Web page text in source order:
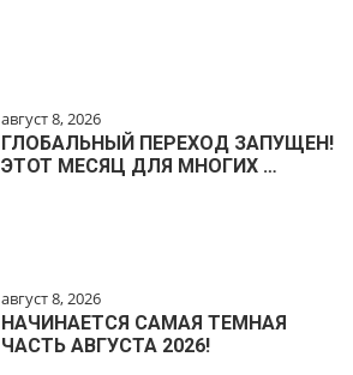
август 8, 2026
ГЛОБАЛЬНЫЙ ПЕРЕХОД ЗАПУЩЕН!
ЭТОТ МЕСЯЦ ДЛЯ МНОГИХ …
август 8, 2026
НАЧИНАЕТСЯ САМАЯ ТЕМНАЯ
ЧАСТЬ АВГУСТА 2026!